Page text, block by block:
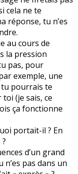
cela ne te
réponse, tu n’es
au cours de
la pression
pas, pour
exemple, une
pourrais te
(je sais, ce
ça fonctionne
portait-il ? En
d’un grand
pas dans un